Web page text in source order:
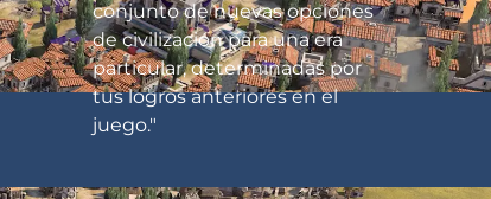
conjunto de nuevas opciones
de civilización para una era
particular, determinadas por
tus logros anteriores en el
juego."